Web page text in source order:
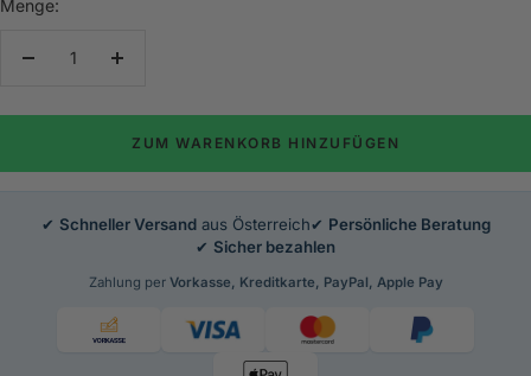
Menge:
Menge
Menge
ZUM WARENKORB HINZUFÜGEN
✔ Schneller Versandaus Österreich✔ Persönliche Beratung
✔ Sicher bezahlen
Zahlung per Vorkasse, Kreditkarte, PayPal, Apple Pay